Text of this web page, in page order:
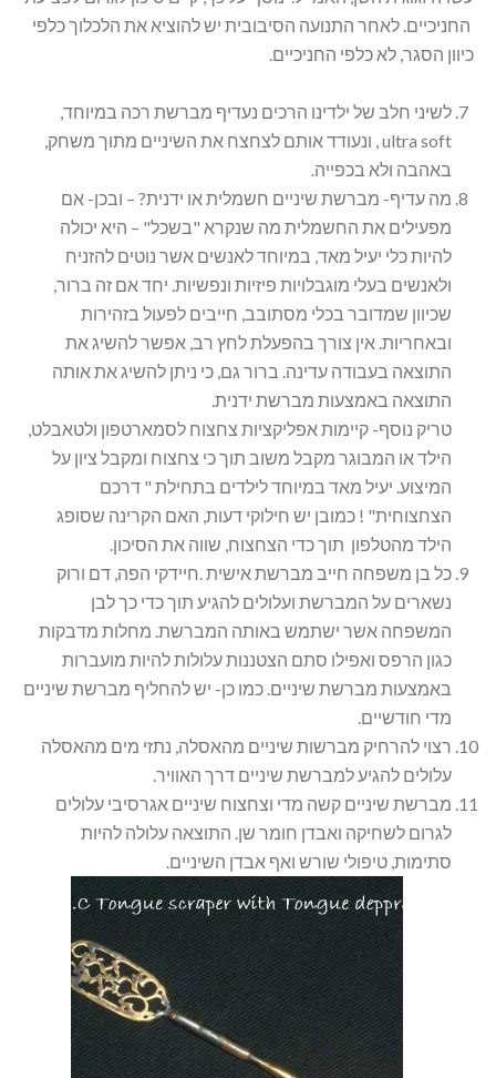
החניכיים. לאחר התנועה הסיבובית יש להוציא את הלכלוך כלפי
כיוון הסגר, לא כלפי החניכיים.
לשיני חלב של ילדינו הרכים נעדיף מברשת רכה במיוחד,
ultra soft , ונעודד אותם לצחצח את השיניים מתוך משחק,
באהבה ולא בכפייה.
מה עדיף- מברשת שיניים חשמלית או ידנית? – ובכן- אם
מפעילים את החשמלית מה שנקרא "בשכל" – היא יכולה
להיות כלי יעיל מאד, במיוחד לאנשים אשר נוטים להזניח
ולאנשים בעלי מוגבלויות פיזיות ונפשיות. יחד אם זה ברור,
שכיוון שמדובר בכלי מסתובב, חייבים לפעול בזהירות
ובאחריות. אין צורך בהפעלת לחץ רב, אפשר להשיג את
התוצאה בעבודה עדינה. ברור גם, כי ניתן להשיג את אותה
התוצאה באמצעות מברשת ידנית.
טריק נוסף- קיימות אפליקציות צחצוח לסמארטפון ולטאבלט,
הילד או המבוגר מקבל משוב תוך כי צחצוח ומקבל ציון על
המיצוע. יעיל מאד במיוחד לילדים בתחילת " דרכם
הצחצוחית" ! כמובן יש חילוקי דעות, האם הקרינה שסופג
הילד מהטלפון תוך כדי הצחצוח, שווה את הסיכון.
כל בן משפחה חייב מברשת אישית .חיידקי הפה, דם ורוק
נשארים על המברשת ועלולים להגיע תוך כדי כך לבן
המשפחה אשר ישתמש באותה המברשת. מחלות מדבקות
כגון הרפס ואפילו סתם הצטננות עלולות להיות מועברות
באמצעות מברשת שיניים. כמו כן- יש להחליף מברשת שיניים
מדי חודשיים.
רצוי להרחיק מברשות שיניים מהאסלה, נתזי מים מהאסלה
עלולים להגיע למברשת שיניים דרך האוויר.
מברשת שיניים קשה מדי וצחצוח שיניים אגרסיבי עלולים
לגרום לשחיקה ואבדן חומר שן. התוצאה עלולה להיות
סתימות, טיפולי שורש ואף אבדן השיניים.